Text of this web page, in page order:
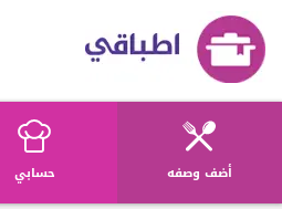
أضف وصفه حسابي